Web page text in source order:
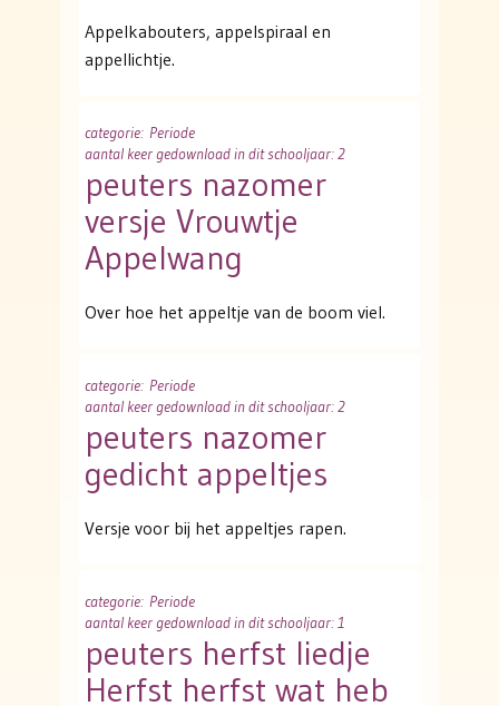
Appelkabouters, appelspiraal en
appellichtje.
categorie: Periode
aantal keer gedownload in dit schooljaar: 2
peuters nazomer
versje Vrouwtje
Appelwang
Over hoe het appeltje van de boom viel.
categorie: Periode
aantal keer gedownload in dit schooljaar: 2
peuters nazomer
gedicht appeltjes
Versje voor bij het appeltjes rapen.
categorie: Periode
aantal keer gedownload in dit schooljaar: 1
peuters herfst liedje
Herfst herfst wat heb